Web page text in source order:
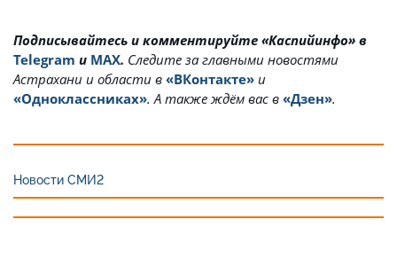
Подписывайтесь и комментируйте «Каспийинфо» в
Telegram и MAX. Cледите за главными новостями
Астрахани и области в «ВКонтакте» и
«Одноклассниках». А также ждём вас в «Дзен».
Новости СМИ2